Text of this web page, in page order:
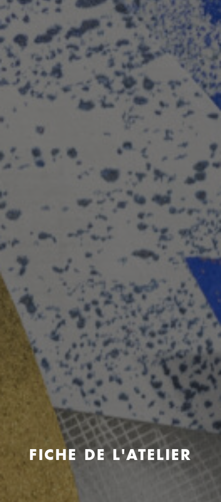
FICHE DE L'ATELIER